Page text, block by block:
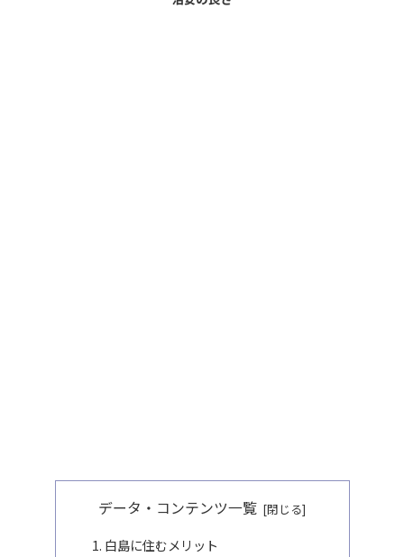
データ・コンテンツ一覧
白島に住むメリット